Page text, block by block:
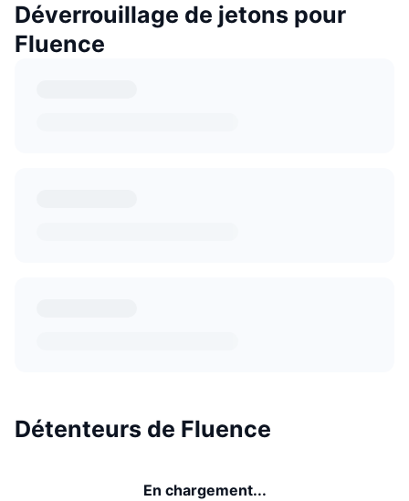
Déverrouillage de jetons pour
Fluence
Détenteurs de Fluence
En chargement...